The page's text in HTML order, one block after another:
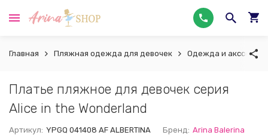
Главная Пляжная одежда для девочек Одежда и
Платье пляжное для девочек серия
Alice in the Wonderland
Артикул: YPGQ 041408 AF ALBERTINA Бренд: Arina Balerina